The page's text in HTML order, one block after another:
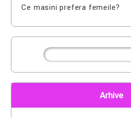
Ce masini prefera femeile?
Arhive